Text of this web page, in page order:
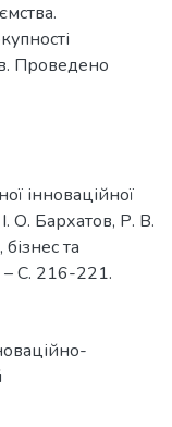
Проведено
інноваційної
О. Бархатов, Р. В.
та
С. 216-221.